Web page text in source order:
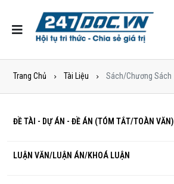
Trang Chủ Tài Liệu Sách/Chương Sách
ĐỀ TÀI - DỰ ÁN - ĐỀ ÁN (TÓM TẮT/TOÀN VĂN)
LUẬN VĂN/LUẬN ÁN/KHOÁ LUẬN